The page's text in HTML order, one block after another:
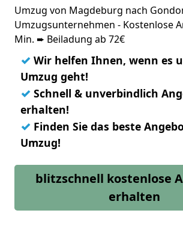
Umzug von Magdeburg nach
Umzugsunternehmen - Kostenlose
Min. ➨ Beiladung ab 72€
✓ Wir helfen Ihnen, wenn es
Umzug geht!
✓ Schnell & unverbindlich
erhalten!
✓ Finden Sie das beste
Umzug!
blitzschnell kostenlose
erhalten